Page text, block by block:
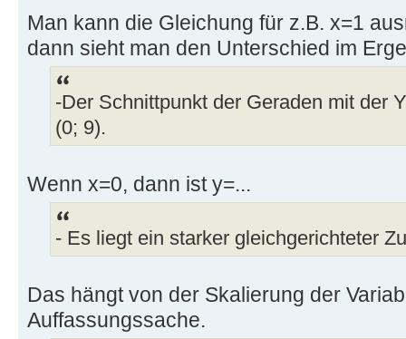
Man kann die Gleichung für z.B. x=1
dann sieht man den Unterschied im
-Der Schnittpunkt der Geraden mit der
(0; 9).
Wenn x=0, dann ist y=...
- Es liegt ein starker gleichgerichteter
Das hängt von der Skalierung der
Auffassungssache.